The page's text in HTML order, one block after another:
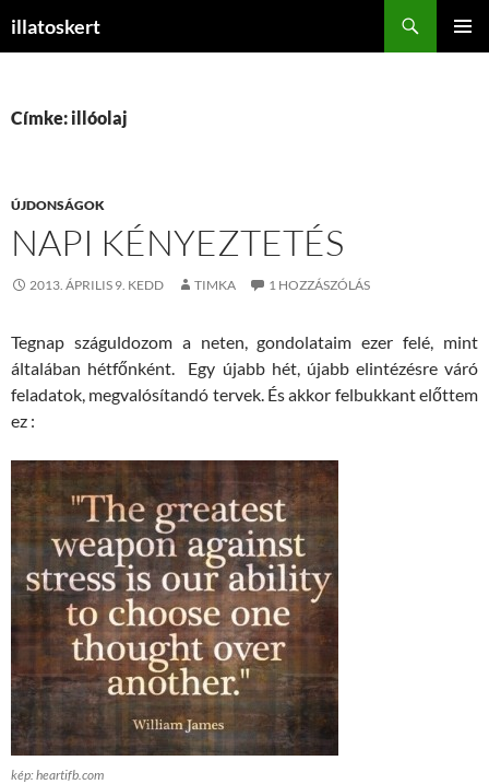
illatoskert
Címke: illóolaj
ÚJDONSÁGOK
NAPI KÉNYEZTETÉS
2013. ÁPRILIS 9. KEDD TIMKA 1 HOZZÁSZÓLÁS
Tegnap száguldozom a neten, gondolataim ezer felé, mint
általában hétfőnként. Egy újabb hét, újabb elintézésre váró
feladatok, megvalósítandó tervek. És akkor felbukkant előttem
ez :
kép: heartifb.com